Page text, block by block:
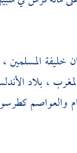
المسلمين
، بلاد
والعواصم